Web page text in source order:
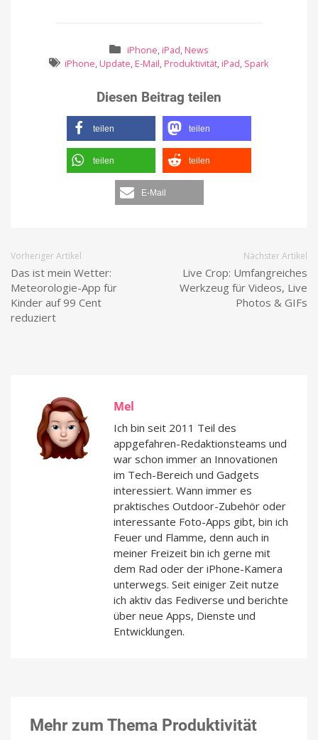
iPhone, iPad, News
iPhone, Update, E-Mail, Produktivität, iPad, Spark
Diesen Beitrag teilen
teilen teilen
teilen teilen
E-Mail
Vorheriger Artikel
Das ist mein Wetter:
Meteorologie-App für
Kinder auf 99 Cent
reduziert
Nächster Artikel
Live Crop: Umfangreiches
Werkzeug für Videos, Live
Photos & GIFs
Mel
Ich bin seit 2011 Teil des
appgefahren-Redaktionsteams und
war schon immer an Innovationen
im Tech-Bereich und Gadgets
interessiert. Wann immer es
praktisches Outdoor-Zubehör oder
interessante Foto-Apps gibt, bin ich
Feuer und Flamme, denn auch in
meiner Freizeit bin ich gerne mit
dem Rad oder der iPhone-Kamera
unterwegs. Seit einiger Zeit nutze
ich aktiv das Fediverse und berichte
über neue Apps, Dienste und
Entwicklungen.
Mehr zum Thema Produktivität